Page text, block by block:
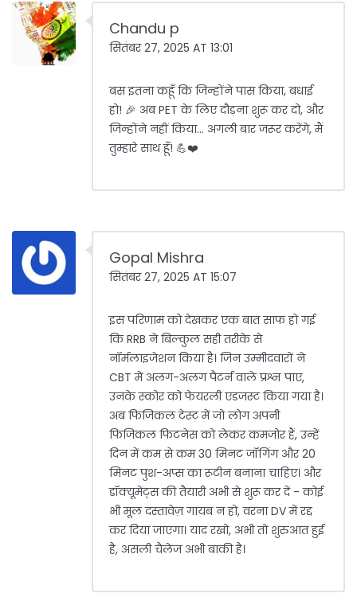
Chandu p
सितंबर 27, 2025 AT 13:01
बस इतना कहूँ कि जिन्होंने पास किया, बधाई
हो! 🎉 अब PET के लिए दौड़ना शुरू कर दो, और
जिन्होंने नहीं किया... अगली बार जरूर करेंगे, मैं
तुम्हारे साथ हूँ! 💪❤️
Gopal Mishra
सितंबर 27, 2025 AT 15:07
इस परिणाम को देखकर एक बात साफ हो गई
कि RRB ने बिल्कुल सही तरीके से
नॉर्मलाइजेशन किया है। जिन उम्मीदवारों ने
CBT में अलग-अलग पैटर्न वाले प्रश्न पाए,
उनके स्कोर को फेयरली एडजस्ट किया गया है।
अब फिजिकल टेस्ट में जो लोग अपनी
फिजिकल फिटनेस को लेकर कमजोर हैं, उन्हें
दिन में कम से कम 30 मिनट जॉगिंग और 20
मिनट पुश-अप्स का रूटीन बनाना चाहिए। और
डॉक्यूमेंट्स की तैयारी अभी से शुरू कर दें - कोई
भी मूल दस्तावेज़ गायब न हो, वरना DV में रद्द
कर दिया जाएगा। याद रखो, अभी तो शुरुआत हुई
है, असली चैलेंज अभी बाकी है।